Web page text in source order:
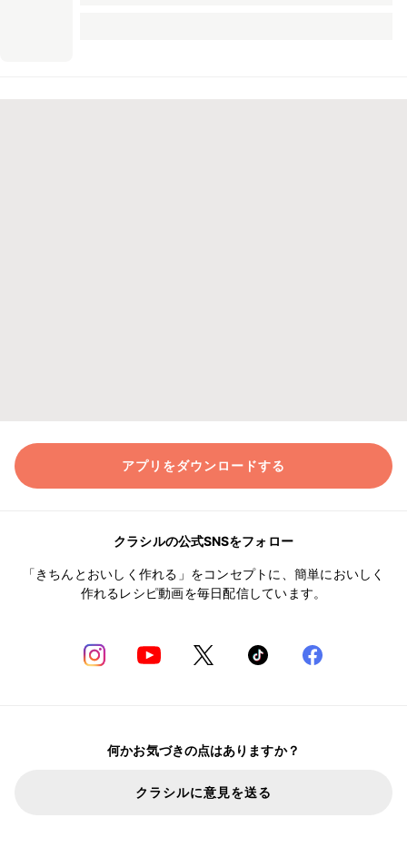
アプリをダウンロードする
クラシルの公式SNSをフォロー
「きちんとおいしく作れる」をコンセプトに、簡単においしく
作れるレシピ動画を毎日配信しています。
何かお気づきの点はありますか？
クラシルに意見を送る